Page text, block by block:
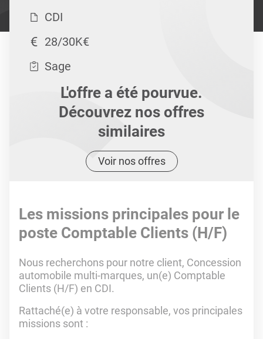
CDI
28/30K€
Sage
L'offre a été pourvue.
Découvrez nos offres
similaires
Voir nos offres
Les missions principales pour le
poste Comptable Clients (H/F)
Nous recherchons pour notre client, Concession
automobile multi-marques, un(e) Comptable
Clients (H/F) en CDI.
Rattaché(e) à votre responsable, vos principales
missions sont :